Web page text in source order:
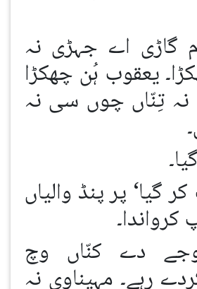
گاڑی اے جہڑی نہ
یعقوب ہُن چھکڑا
تِنّاں چوں سی نہ
گیا‘ پر پنڈ والیاں
دے کنّاں وچ
رہے۔ مہیناوی نہ